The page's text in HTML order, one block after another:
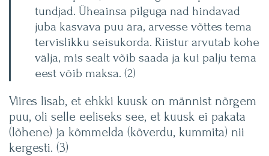
tundjad. Üheainsa pilguga nad hindavad
juba kasvava puu ära, arvesse võttes tema
tervislikku seisukorda. Riistur arvutab kohe
välja, mis sealt võib saada ja kui palju tema
eest võib maksa. (2)
Viires lisab, et ehkki kuusk on männist nõrgem
puu, oli selle eeliseks see, et kuusk ei pakata
(lõhene) ja kõmmelda (kõverdu, kummita) nii
kergesti. (3)